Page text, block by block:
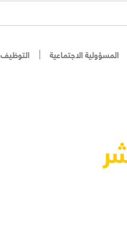
المسؤولية الاجتماعية التوظيف